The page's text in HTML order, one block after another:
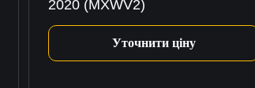
2020 (MXWV2)
Уточнити ціну